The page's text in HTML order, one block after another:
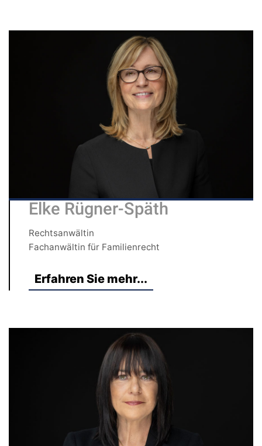
Elke Rügner-Späth
Rechtsanwältin
Fachanwältin für Familienrecht
Erfahren Sie mehr...